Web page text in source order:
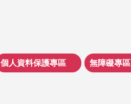
個人資料保護專區 無障礙專區